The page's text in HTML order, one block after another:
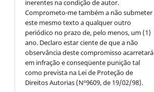
inerentes na condição de autor.
Comprometo-me também a não submeter
este mesmo texto a qualquer outro
periódico no prazo de, pelo menos, um (1)
ano. Declaro estar ciente de que a não
observância deste compromisso acarretará
em infração e conseqüente punição tal
como prevista na Lei de Proteção de
Direitos Autorias (Nº9609, de 19/02/98).